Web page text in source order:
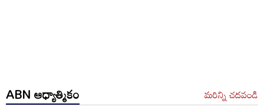
ABN ఆధ్యాత్మికం మరిన్ని చదవండి